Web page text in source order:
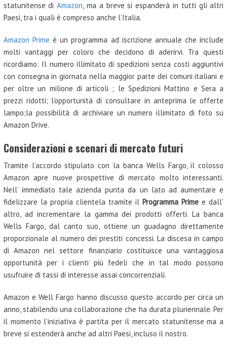
statunitense diAmazon, ma a breve si espanderà in tutti gli altri
Paesi, tra i quali è compreso anche l’Italia.
Amazon Prime è un programma ad iscrizione annuale che include
molti vantaggi per coloro che decidono di aderirvi. Tra questi
ricordiamo: Il numero illimitato di spedizioni senza costi aggiuntivi
con consegna in giornata nella maggior parte dei comuni italiani e
per oltre un milione di articoli ; le Spedizioni Mattino e Sera a
prezzi ridotti; l’opportunità di consultare in anteprima le offerte
lampo;la possibilità di archiviare un numero illimitato di foto su
Amazon Drive.
Considerazioni e scenari di mercato futuri
Tramite l’accordo stipulato con la banca Wells Fargo, il colosso
Amazon apre nuove prospettive di mercato molto interessanti.
Nell’ immediato tale azienda punta da un lato ad aumentare e
fidelizzare la propria clientela tramite ilProgramma Primee dall’
altro, ad incrementare la gamma dei prodotti offerti. La banca
Wells Fargo, dal canto suo, ottiene un guadagno direttamente
proporzionale al numero dei prestiti concessi. La discesa in campo
di Amazon nel settore finanziario costituisce una vantaggiosa
opportunità per i clienti più fedeli che in tal modo possono
usufruire di tassi di interesse assai concorrenziali.
Amazon e Well Fargo hanno discusso questo accordo per circa un
anno, stabilendo una collaborazione che ha durata pluriennale. Per
il momento l’iniziativa è partita per il mercato statunitense ma a
breve si estenderà anche ad altri Paesi, incluso il nostro.